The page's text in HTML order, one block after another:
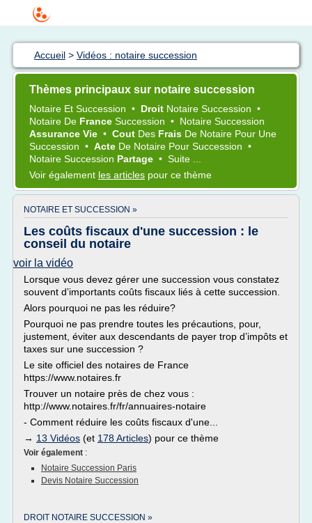
Accueil > Vidéos : notaire succession
Thèmes principaux sur notaire succession
Notaire Et Succession • Droit Notaire Succession •
Notaire De France Succession • Notaire Succession
Assurance Vie • Cout Des Frais De Notaire Pour Une
Succession • Acte De Notaire Pour Succession •
Notaire Succession Partage • Suite ...
Voir également les articles pour ce thème
NOTAIRE ET SUCCESSION »
Les coûts fiscaux d'une succession : le
conseil du notaire
voir la vidéo
Lorsque vous devez gérer une succession vous constatez
souvent d’importants coûts fiscaux liés à cette succession.
Alors pourquoi ne pas les réduire?
Pourquoi ne pas prendre toutes les précautions, pour,
justement, éviter aux descendants de payer trop d’impôts et
taxes sur une succession ?
Le site officiel des notaires de France
https://www.notaires.fr
Trouver un notaire près de chez vous :
http://www.notaires.fr/fr/annuaires-notaire
- Comment réduire les coûts fiscaux d'une...
→ 13 Vidéos (et 178 Articles) pour ce thème
Voir également :
Notaire Succession Paris
Devis Notaire Succession
DROIT NOTAIRE SUCCESSION »